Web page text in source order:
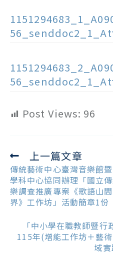
Post Views: 96
Read
more
articles
上一篇文章
傳統藝術中心臺灣音樂館
學科中心協同辦理「國立
樂調查推廣專案《歌語山
界》工作坊」活動簡章1份
「中小學在職教師暨
115年(增能工作坊＋藝
域